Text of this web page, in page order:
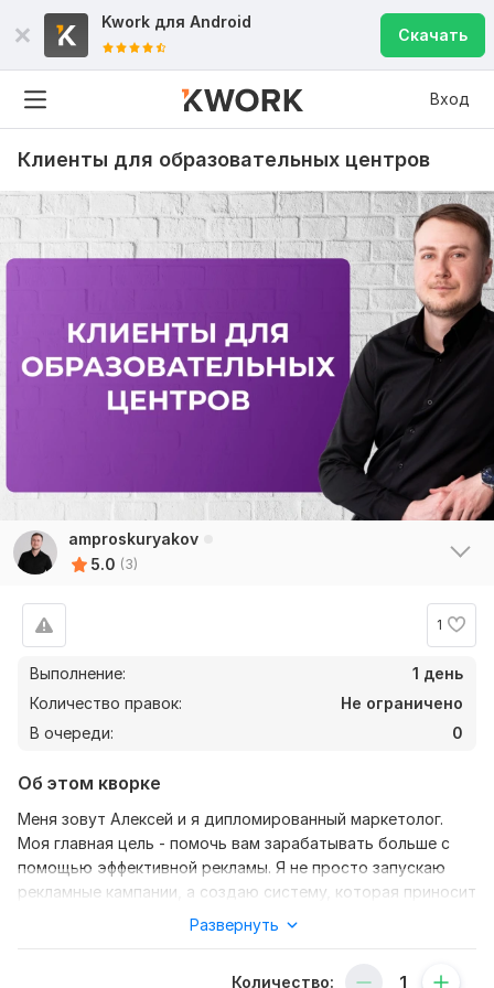
Kwork для Android
Скачать
Вход
Клиенты для образовательных центров
amproskuryakov
5.0 (3)
1
Выполнение:
1 день
Количество правок:
Не ограничено
В очереди:
0
Об этом кворке
Меня зовут Алексей и я дипломированный маркетолог.
Моя главная цель - помочь вам зарабатывать больше с
помощью эффективной рекламы. Я не просто запускаю
рекламные кампании, а создаю систему, которая приносит
Развернуть
Количество: